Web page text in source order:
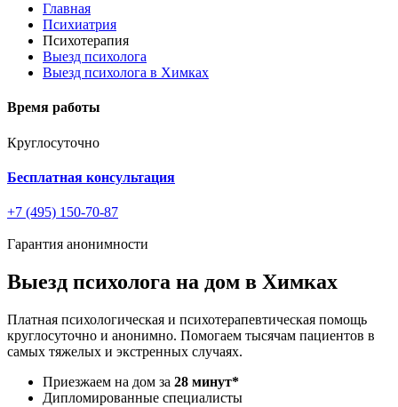
Главная
Психиатрия
Психотерапия
Выезд психолога
Выезд психолога в Химках
Время работы
Круглосуточно
Бесплатная консультация
+7 (495) 150-70-87
Гарантия анонимности
Выезд психолога на дом в Химках
Платная психологическая и психотерапевтическая помощь
круглосуточно и анонимно. Помогаем тысячам пациентов в
самых тяжелых и экстренных случаях.
Приезжаем на дом за 28 минут*
Дипломированные специалисты